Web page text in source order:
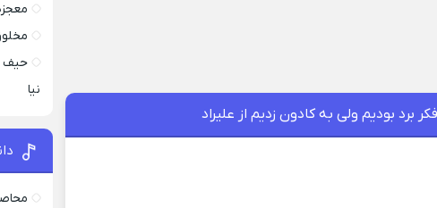
برد بودیم ولی به کادون زدیم از علیراد
حیف
نیا